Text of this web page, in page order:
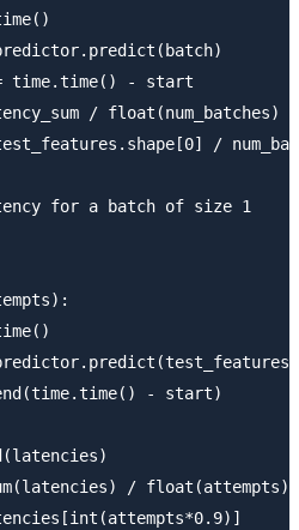
time.time() - start
/ float(num_batches)
/
for a batch of size 1
- start)
/ float(attempts)